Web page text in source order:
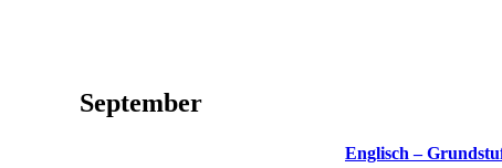
September
Englisch –